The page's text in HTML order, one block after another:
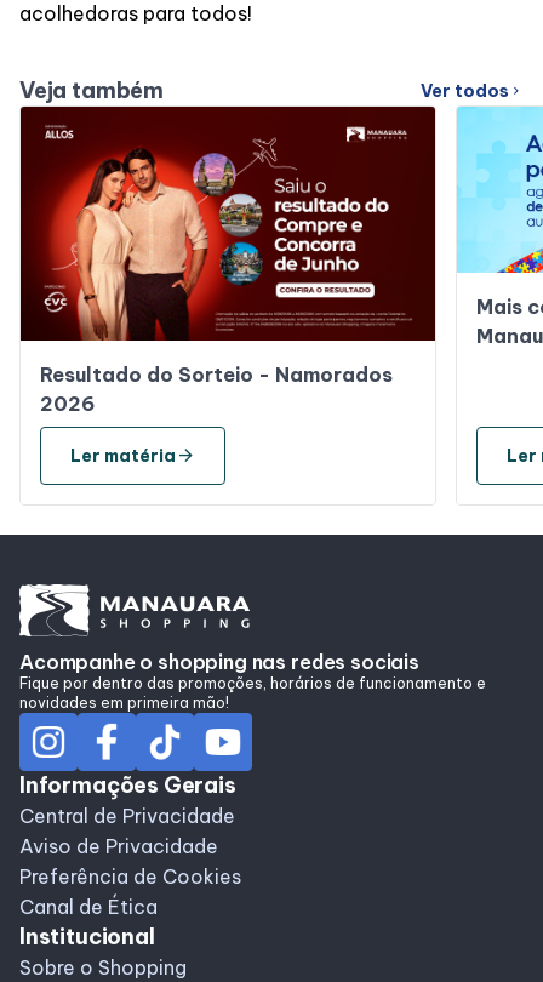
acolhedoras para todos!
Veja também Ver todos chevron_right
Resultado do Sorteio - Namorados
2026
Ler matéria arrow_forward
Mais
Acompanhe o shopping nas redes sociais
Fique por dentro das promoções, horários de funcionamento e
novidades em primeira mão!
Informações Gerais
Central de Privacidade
Aviso de Privacidade
Preferência de Cookies
Canal de Ética
Institucional
Sobre o Shopping